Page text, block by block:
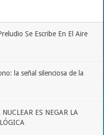
Se Escribe En El Aire
la señal silenciosa de la
ES NEGAR LA